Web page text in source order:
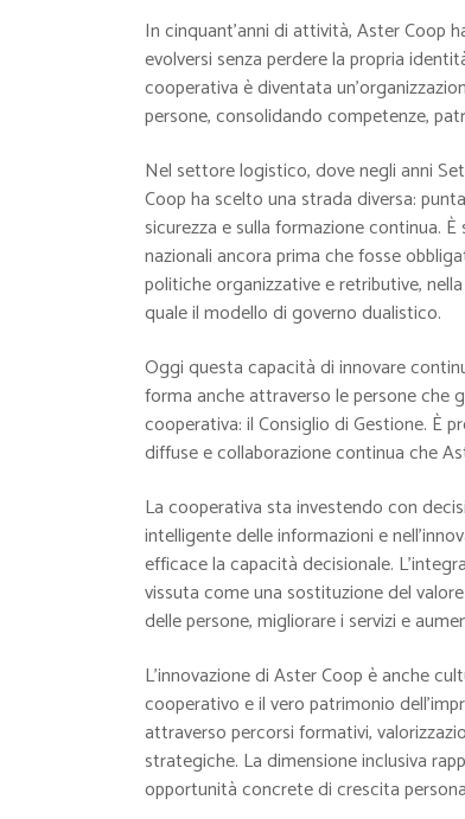
In cinquant’anni di attività, Aster Coop
evolversi senza perdere la propria
cooperativa è diventata
persone, consolidando competenze,
Nel settore logistico, dove negli anni
Coop ha scelto una strada diversa:
sicurezza e sulla formazione continua.
nazionali ancora prima che fosse
politiche organizzative e retributive,
quale il modello di governo dualistico.
Oggi questa capacità di innovare
forma anche attraverso le persone che
cooperativa: il Consiglio di Gestione. È
diffuse e collaborazione continua che
La cooperativa sta investendo con
intelligente delle informazioni e
efficace la capacità decisionale.
vissuta come una sostituzione del
delle persone, migliorare i servizi e
L’innovazione di Aster Coop è anche
cooperativo e il vero patrimonio
attraverso percorsi formativi,
strategiche. La dimensione inclusiva
opportunità concrete di crescita